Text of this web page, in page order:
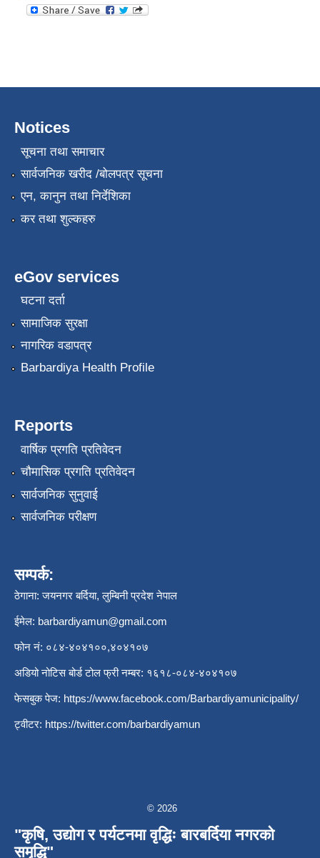
Notices
सूचना तथा समाचार
सार्वजनिक खरीद /बोलपत्र सूचना
एन, कानुन तथा निर्देशिका
कर तथा शुल्कहरु
eGov services
घटना दर्ता
सामाजिक सुरक्षा
नागरिक वडापत्र
Barbardiya Health Profile
Reports
वार्षिक प्रगति प्रतिवेदन
चौमासिक प्रगति प्रतिवेदन
सार्वजनिक सुनुवाई
सार्वजनिक परीक्षण
सम्पर्क:
ठेगाना: जयनगर बर्दिया, लुम्बिनी प्रदेश नेपाल
ईमेल: barbardiyamun@gmail.com
फोन नं: ०८४-४०४१००,४०४१०७
अडियो नोटिस बोर्ड टोल फ्री नम्बर: १६१८-०८४-४०४१०७
फेसबुक पेज: https://www.facebook.com/Barbardiyamunicipality/
ट्वीटर: https://twitter.com/barbardiyamun
© 2026
"कृषि, उद्योग र पर्यटनमा वृद्धिः बारबर्दिया नगरको
समृद्धि"